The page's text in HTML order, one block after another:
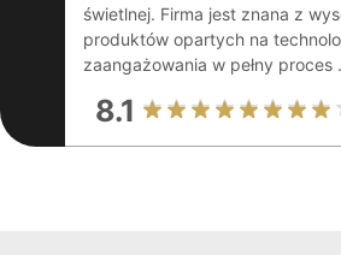
świetlnej. Firma jest znana z
produktów opartych na
zaangażowania w pełny proces
8.1